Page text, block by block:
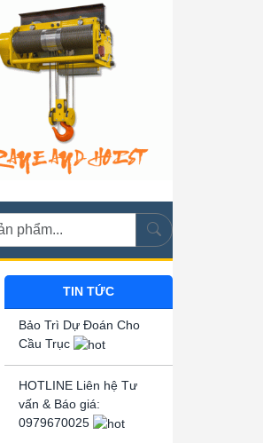
TIN TỨC
Bảo Trì Dự Đoán Cho
Cầu Trục
HOTLINE Liên hệ Tư
vấn & Báo giá:
0979670025